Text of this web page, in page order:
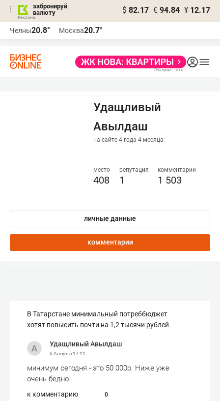
забронируй
валюту
$ 82.17 € 94.84 ¥ 12.17
Челны20.8° Москва20.7°
Удащливый
Авылдаш
на сайте 4 года 4 месяца
место
408
репутация
1
комментарии
1 503
личные данные
комментарии
В Татарстане минимальный потреббюджет
хотят повысить почти на 1,2 тысячи рублей
Удащливый Авылдаш
5 Августа17:11
минимум сегодня - это 50 000р. Ниже уже
очень бедно.
к комментарию 0